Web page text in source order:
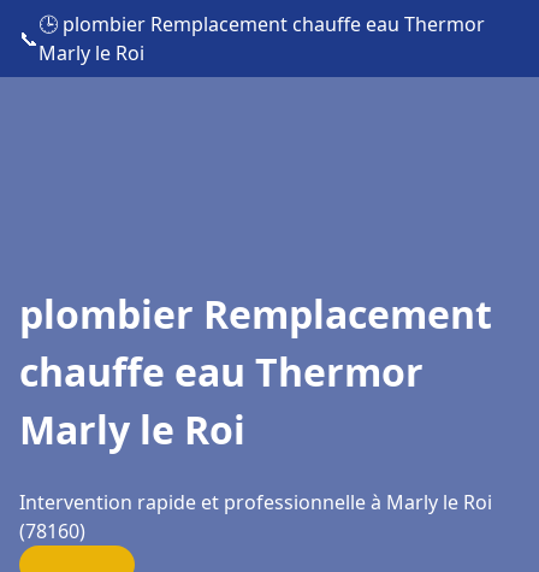
📞
🕒 plombier Remplacement chauffe eau Thermor
Marly le Roi
plombier Remplacement
chauffe eau Thermor
Marly le Roi
Intervention rapide et professionnelle à Marly le Roi
(78160)